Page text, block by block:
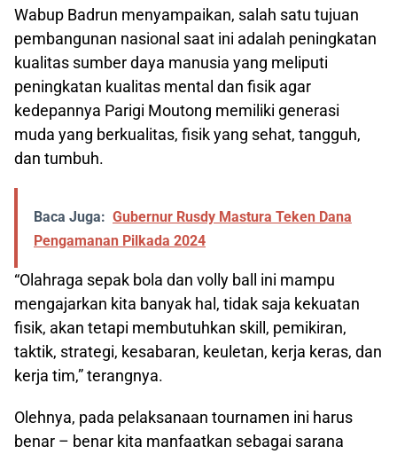
Wabup Badrun menyampaikan, salah satu tujuan
pembangunan nasional saat ini adalah peningkatan
kualitas sumber daya manusia yang meliputi
peningkatan kualitas mental dan fisik agar
kedepannya Parigi Moutong memiliki generasi
muda yang berkualitas, fisik yang sehat, tangguh,
dan tumbuh.
Baca Juga: Gubernur Rusdy Mastura Teken Dana
Pengamanan Pilkada 2024
“Olahraga sepak bola dan volly ball ini mampu
mengajarkan kita banyak hal, tidak saja kekuatan
fisik, akan tetapi membutuhkan skill, pemikiran,
taktik, strategi, kesabaran, keuletan, kerja keras, dan
kerja tim,” terangnya.
Olehnya, pada pelaksanaan tournamen ini harus
benar – benar kita manfaatkan sebagai sarana